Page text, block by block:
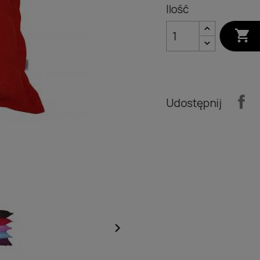

Ilość

Udostępnij